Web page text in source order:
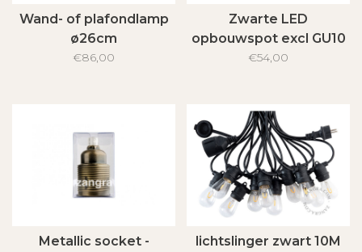
Wand- of plafondlamp
ø26cm
€86,00
Zwarte LED
opbouwspot excl GU10
€54,00
Metallic socket -
lichtslinger zwart 10M